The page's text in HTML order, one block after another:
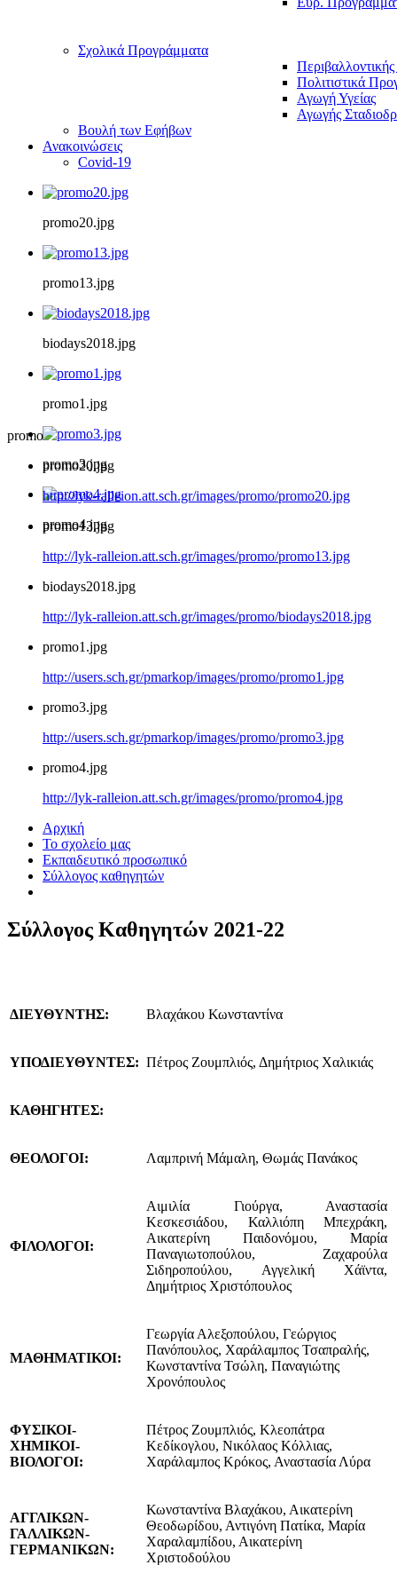
Σχολικά Προγράμματα
Πολιτιστικά
Αγωγή Υγείας
Αγωγής
Βουλή των Εφήβων
Ανακοινώσεις
Covid-19
promo20.jpg
promo13.jpg
biodays2018.jpg
promo1.jpg
promo3.jpg
promo4.jpg
promo
promo20.jpg
http://lyk-ralleion.att.sch.gr/images/promo/promo20.jpg
promo13.jpg
http://lyk-ralleion.att.sch.gr/images/promo/promo13.jpg
biodays2018.jpg
http://lyk-ralleion.att.sch.gr/images/promo/biodays2018.jpg
promo1.jpg
http://users.sch.gr/pmarkop/images/promo/promo1.jpg
promo3.jpg
http://users.sch.gr/pmarkop/images/promo/promo3.jpg
promo4.jpg
http://lyk-ralleion.att.sch.gr/images/promo/promo4.jpg
Αρχική
Το σχολείο μας
Εκπαιδευτικό προσωπικό
Σύλλογος καθηγητών
Σύλλογος Καθηγητών 2021-22
ΔΙΕΥΘΥΝΤΗΣ: Βλαχάκου Κωνσταντίνα
ΥΠΟΔΙΕΥΘΥΝΤΕΣ: Πέτρος Ζουμπλιός, Δημήτριος Χαλικιάς
ΚΑΘΗΓΗΤΕΣ:
ΘΕΟΛΟΓΟΙ: Λαμπρινή Μάμαλη, Θωμάς Πανάκος
ΦΙΛΟΛΟΓΟΙ:
Αιμιλία Γιούργα, Αναστασία
Κεσκεσιάδου, Καλλιόπη Μπεχράκη,
Αικατερίνη Παιδονόμου, Μαρία
Παναγιωτοπούλου, Ζαχαρούλα
Σιδηροπούλου, Αγγελική Χάϊντα,
Δημήτριος Χριστόπουλος
ΜΑΘΗΜΑΤΙΚΟΙ:
Γεωργία Αλεξοπούλου, Γεώργιος
Πανόπουλος, Χαράλαμπος Τσαπραλής,
Κωνσταντίνα Τσώλη, Παναγιώτης
Χρονόπουλος
ΦΥΣΙΚΟΙ-
ΧΗΜΙΚΟΙ-
ΒΙΟΛΟΓΟΙ:
Πέτρος Ζουμπλιός, Κλεοπάτρα
Κεδίκογλου, Νικόλαος Κόλλιας,
Χαράλαμπος Κρόκος, Αναστασία Λύρα
ΑΓΓΛΙΚΩΝ-
ΓΑΛΛΙΚΩΝ-
ΓΕΡΜΑΝΙΚΩΝ:
Κωνσταντίνα Βλαχάκου, Αικατερίνη
Θεοδωρίδου, Αντιγόνη Πατίκα, Μαρία
Χαραλαμπίδου, Αικατερίνη
Χριστοδούλου